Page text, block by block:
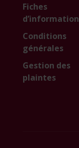
Fiches
d’information
Conditions
générales
Gestion des
plaintes